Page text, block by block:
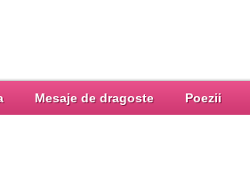
Mesaje de dragoste Poezii